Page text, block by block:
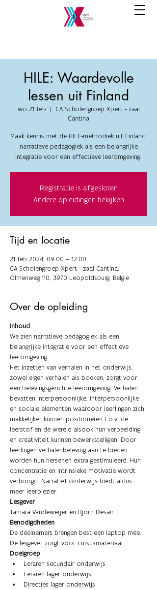
HILE: Waardevolle
lessen uit Finland
wo 21 feb
  |
CA Scholengroep Xpert - zaal
Cantina
Maak kennis met de HILE-methodiek uit Finland:
narratieve pedagogiek als een belangrijke
integratie voor een effectieve leeromgeving.
Registratie is afgesloten
Andere opleidingen bekijken
Tijd en locatie
21 feb 2024, 09:00 – 12:00
CA Scholengroep Xpert - zaal Cantina,
Olmenweg 110, 3970 Leopoldsburg, België
Over de opleiding
Inhoud
We zien narratieve pedagogiek als een
belangrijke integratie voor een effectieve
leeromgeving.
Het inzetten van verhalen in het onderwijs,
zowel eigen verhalen als boeken, zorgt voor
een belevingsgerichte leeromgeving. Verhalen
bevatten interpersoonlijke, interpersoonlijke
en sociale elementen waardoor leerlingen zich
makkelijker kunnen positioneren t.o.v. de
leerstof en de wereld alsook hun verbeelding
en creativiteit kunnen bewerkstelligen. Door
leerlingen verhalenbeleving aan te bieden
worden hun hersenen extra gestimuleerd. Hun
concentratie en intrinsieke motivatie wordt
verhoogd. Narratief onderwijs biedt aldus
meer leerplezier.
Lesgever
Tamara Vandeweijer en Björn Desair
Benodigdheden
De deelnemers brengen best een laptop mee.
De lesgever zorgt voor cursusmateriaal.
Doelgroep
Leraren secundair onderwijs
Leraren lager onderwijs
Directies lager onderwijs